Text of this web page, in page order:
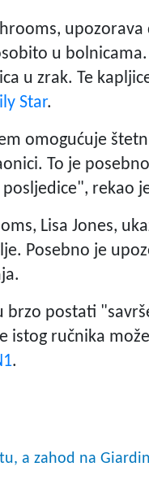
u
u zrak. Te
Star.
omogućuje
To je
rekao
Lisa Jones,
Posebno je
postati
istog ručnika
.
a zahod na